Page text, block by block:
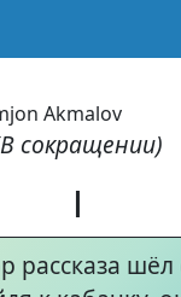
Akmalov
сокращении)
I